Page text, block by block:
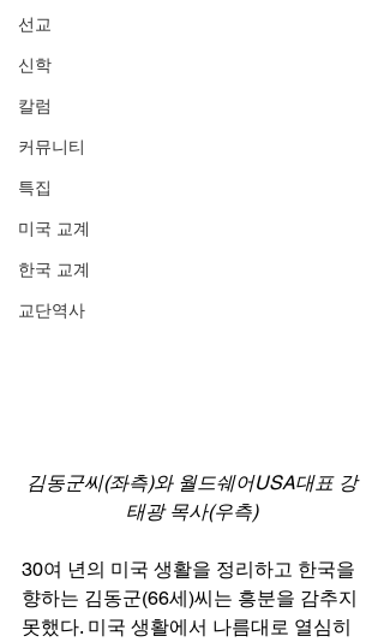
선교
신학
칼럼
커뮤니티
특집
미국 교계
한국 교계
교단역사
김동군씨(좌측)와 월드쉐어USA대표 강
태광 목사(우측)
30여 년의 미국 생활을 정리하고 한국을
향하는 김동군(66세)씨는 흥분을 감추지
못했다. 미국 생활에서 나름대로 열심히